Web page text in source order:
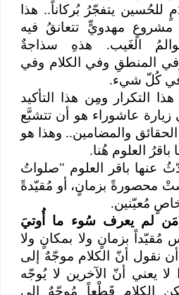
للحُسين يتفجّرُ بُركاناً.. هذا
مشروعٍ مهدويٍّ تتعانقُ فيه
الغَيب. هذهِ سذاجةٌ
المنطقِ وفي الكلام وفي
كُلّ شيء.
التكرار ومِن هذا التأكيد
عاشوراء هو أن تتشبَّع
والمضامين.. وهذا هو
العلوم هُنا.
عنها باقر العلوم "صلواتُ
محصورةً بزمانٍ، أو مُقيّدةً
مُعيّنين.
لم يعرف سُوء ما أُوتيَ
بزمانٍ ولا بمكانٍ ولا
نقول أنّ الكلام موجّهٌ إلى
يعني أنّ الآخرين لا يُوجّه
الكلام قَطْعاً مُوجّهٌ إلى